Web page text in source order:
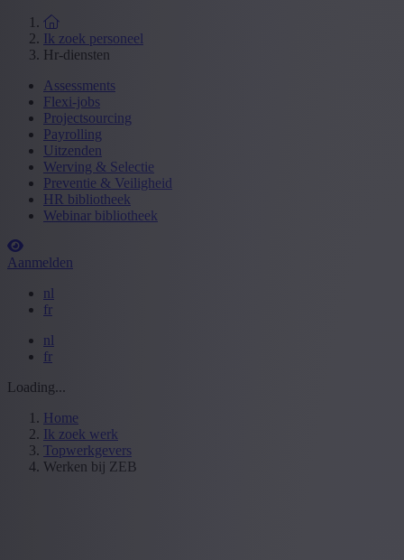
Ik zoek personeel
Hr-diensten
Assessments
Flexi-jobs
Projectsourcing
Payrolling
Uitzenden
Werving & Selectie
Preventie & Veiligheid
HR bibliotheek
Webinar bibliotheek
Aanmelden
nl
fr
nl
fr
Loading...
Home
Ik zoek werk
Topwerkgevers
Werken bij ZEB